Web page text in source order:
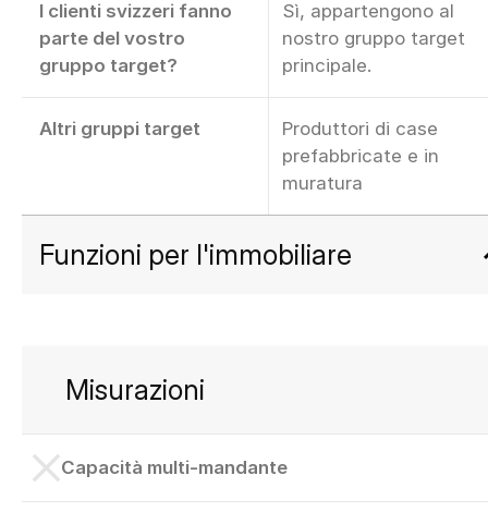
I clienti svizzeri fanno
parte del vostro
gruppo target?
Sì, appartengono al
nostro gruppo target
principale.
Altri gruppi target
Produttori di case
prefabbricate e in
muratura
Funzioni per l'immobiliare
Misurazioni
Capacità multi-mandante